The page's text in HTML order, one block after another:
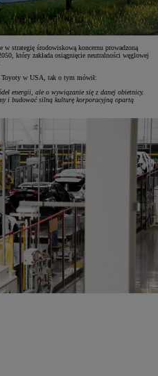
w strategię środowiskową koncernu prowadzoną
który zakłada osiągnięcie neutralności węglowej
w USA, tak o tym mówił:
energii, ale o wywiązanie się z danej obietnicy.
i budować silną kulturę korporacyjną opartą